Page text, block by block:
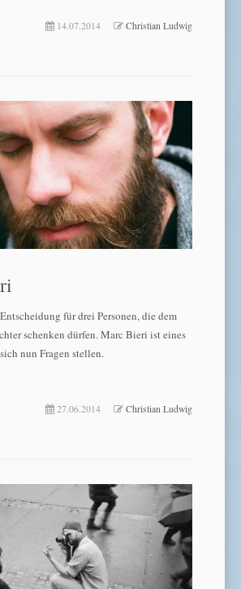
14.07.2014 Christian Ludwig
für drei Personen, die dem
schenken dürfen. Marc Bieri ist eines
nun Fragen stellen.
27.06.2014 Christian Ludwig